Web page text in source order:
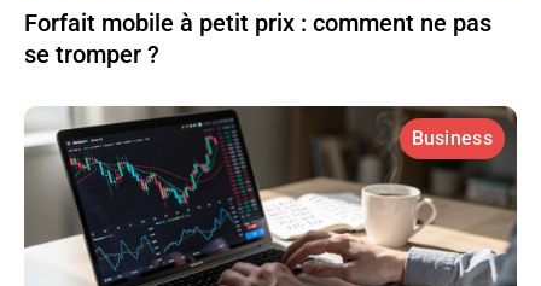
Forfait mobile à petit prix : comment ne pas
se tromper ?
Business